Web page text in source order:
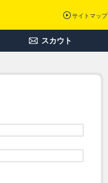
サイトマップ
スカウト